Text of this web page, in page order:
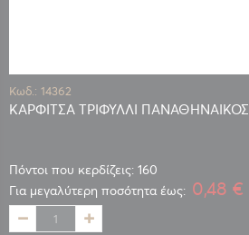
Κωδ.: 14362
ΚΑΡΦΙΤΣΑ ΤΡΙΦΥΛΛΙ ΠΑΝΑΘΗΝΑΙΚΟΣ
Πόντοι που κερδίζεις: 160
Για μεγαλύτερη ποσότητα έως: 0,48 €